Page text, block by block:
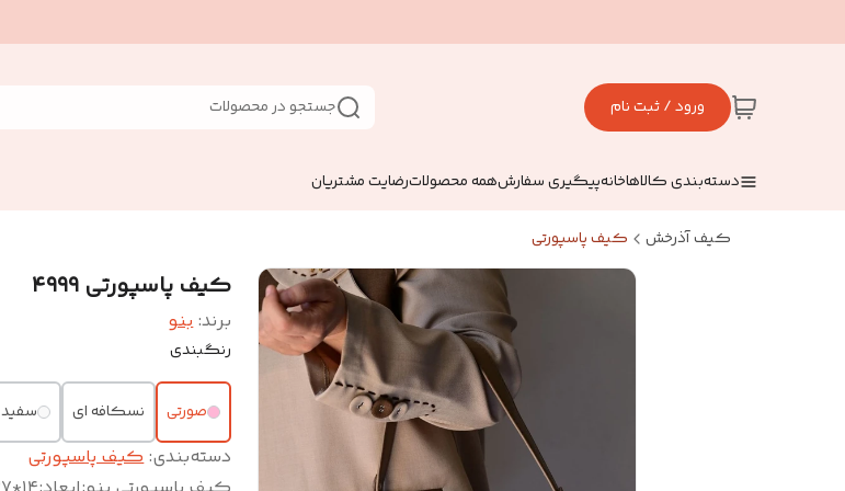
ورود / ثبت نام جستجو در محصولات
دسته‌بندی کالاهاخانهپیگیری سفارشهمه محصولاترضایت مشتریان
کیف آذرخش کیف پاسپورتی
کیف پاسپورتی ۴۹۹۹
برند:بنو
رنگبندی
صورتی نسکافه ای سفید
دسته‌بندی:کیف پاسپورتی